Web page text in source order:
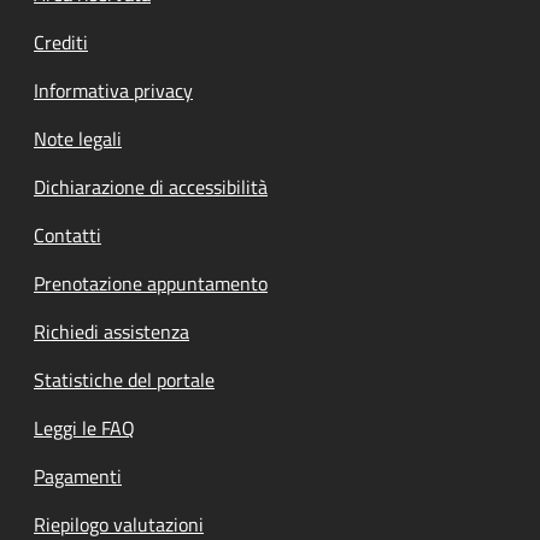
Crediti
Informativa privacy
Note legali
Dichiarazione di accessibilità
Contatti
Prenotazione appuntamento
Richiedi assistenza
Statistiche del portale
Leggi le FAQ
Pagamenti
Riepilogo valutazioni